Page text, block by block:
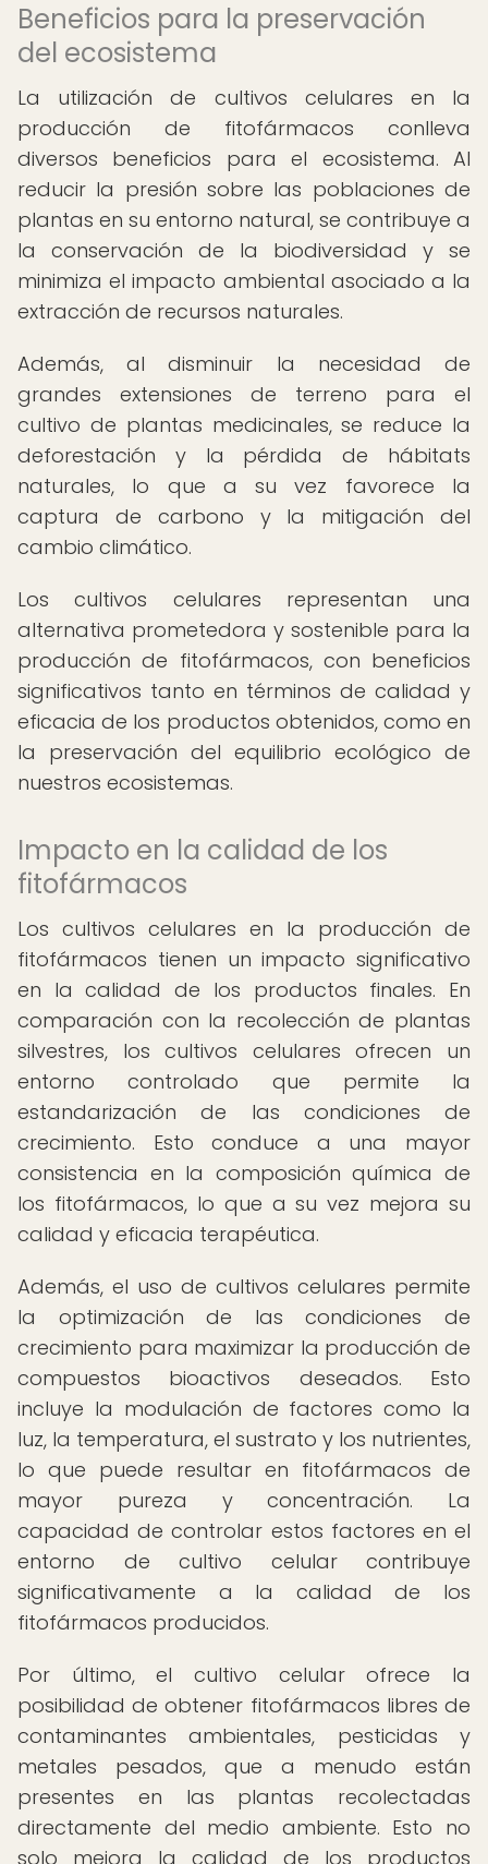
Beneficios para la preservación
del ecosistema
La utilización de cultivos celulares en la
producción de fitofármacos conlleva
diversos beneficios para el ecosistema. Al
reducir la presión sobre las poblaciones de
plantas en su entorno natural, se contribuye a
la conservación de la biodiversidad y se
minimiza el impacto ambiental asociado a la
extracción de recursos naturales.
Además, al disminuir la necesidad de
grandes extensiones de terreno para el
cultivo de plantas medicinales, se reduce la
deforestación y la pérdida de hábitats
naturales, lo que a su vez favorece la
captura de carbono y la mitigación del
cambio climático.
Los cultivos celulares representan una
alternativa prometedora y sostenible para la
producción de fitofármacos, con beneficios
significativos tanto en términos de calidad y
eficacia de los productos obtenidos, como en
la preservación del equilibrio ecológico de
nuestros ecosistemas.
Impacto en la calidad de los
fitofármacos
Los cultivos celulares en la producción de
fitofármacos tienen un impacto significativo
en la calidad de los productos finales. En
comparación con la recolección de plantas
silvestres, los cultivos celulares ofrecen un
entorno controlado que permite la
estandarización de las condiciones de
crecimiento. Esto conduce a una mayor
consistencia en la composición química de
los fitofármacos, lo que a su vez mejora su
calidad y eficacia terapéutica.
Además, el uso de cultivos celulares permite
la optimización de las condiciones de
crecimiento para maximizar la producción de
compuestos bioactivos deseados. Esto
incluye la modulación de factores como la
luz, la temperatura, el sustrato y los nutrientes,
lo que puede resultar en fitofármacos de
mayor pureza y concentración. La
capacidad de controlar estos factores en el
entorno de cultivo celular contribuye
significativamente a la calidad de los
fitofármacos producidos.
Por último, el cultivo celular ofrece la
posibilidad de obtener fitofármacos libres de
contaminantes ambientales, pesticidas y
metales pesados, que a menudo están
presentes en las plantas recolectadas
directamente del medio ambiente. Esto no
solo mejora la calidad de los productos